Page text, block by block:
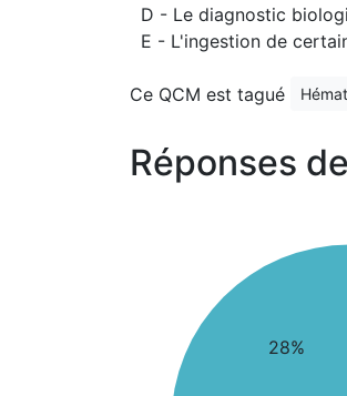
D - Le diagnostic
E - L'ingestion de
Ce QCM est tagué
Réponses
28%